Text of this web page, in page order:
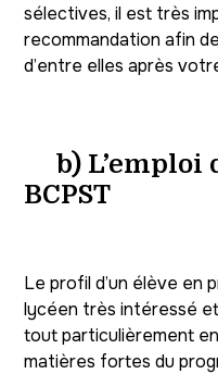
sélectives, il est très
recommandation afin
d’entre elles après
b) L’emploi
BCPST
Le profil d’un élève en
lycéen très intéressé et
tout particulièrement
matières fortes du